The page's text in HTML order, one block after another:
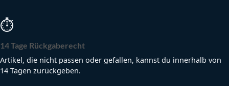
⏱
14 Tage Rückgaberecht
Artikel, die nicht passen oder gefallen, kannst du innerhalb von
14 Tagen zurückgeben.